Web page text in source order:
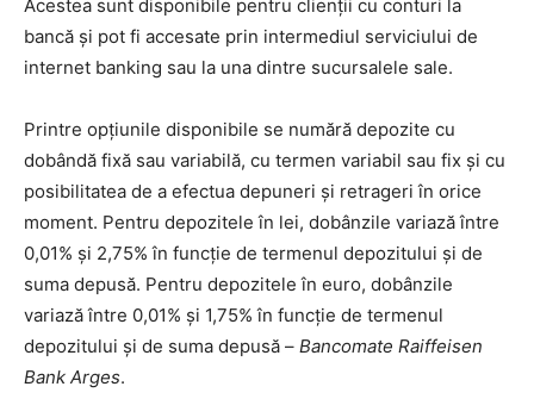
Acestea sunt disponibile pentru clienții cu conturi la
bancă și pot fi accesate prin intermediul serviciului de
internet banking sau la una dintre sucursalele sale.
Printre opțiunile disponibile se numără depozite cu
dobândă fixă sau variabilă, cu termen variabil sau fix și cu
posibilitatea de a efectua depuneri și retrageri în orice
moment. Pentru depozitele în lei, dobânzile variază între
0,01% și 2,75% în funcție de termenul depozitului și de
suma depusă. Pentru depozitele în euro, dobânzile
variază între 0,01% și 1,75% în funcție de termenul
depozitului și de suma depusă – Bancomate Raiffeisen
Bank Arges.